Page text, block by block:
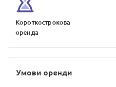
Короткострокова
оренда
Умови оренди